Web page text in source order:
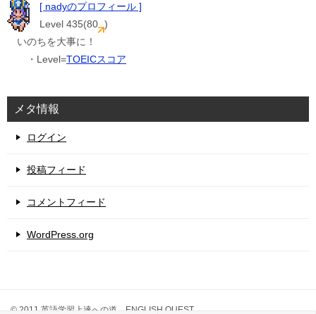
[ nadyのプロフィール ]
Level 435(80 )
いのちを大事に！
・Level=TOEICスコア
メタ情報
ログイン
投稿フィード
コメントフィード
WordPress.org
© 2011 英語学習上達への道 ENGLISH QUEST